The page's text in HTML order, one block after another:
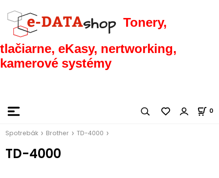
Tonery,
tlačiarne, eKasy, nertworking,
kamerové systémy
0
Spotrebák Brother TD-4000
TD-4000